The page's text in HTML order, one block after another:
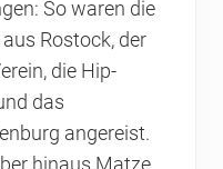
So waren die
Rostock, der
die Hip-
das
angereist.
hinaus Matze